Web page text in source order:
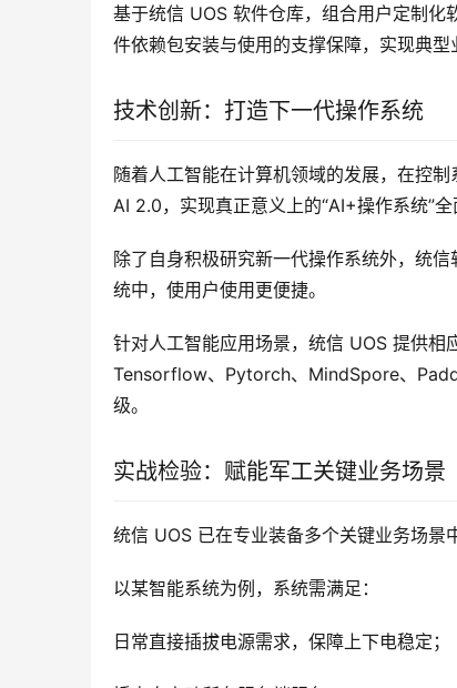
基于统信 UOS 软件仓库，组合用户定制
件依赖包安装与使用的支撑保障，实现典型
技术创新：打造下一代操作系统
随着人工智能在计算机领域的发展，在控
AI 2.0，实现真正意义上的“AI+操作系统”
除了自身积极研究新一代操作系统外，统
统中，使用户使用更便捷。
针对人工智能应用场景，统信 UOS 提供
Tensorflow、Pytorch、MindSpore、
级。
实战检验：赋能军工关键业务场景
统信 UOS 已在专业装备多个关键业务场景
以某智能系统为例，系统需满足：
日常直接插拔电源需求，保障上下电稳定；